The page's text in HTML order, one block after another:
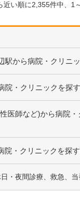
近い順に2,355件中、 1
駅から病院・クリニ
院・クリニックを探
医師など)から病院
院・クリニックを探
・夜間診療、救急、当